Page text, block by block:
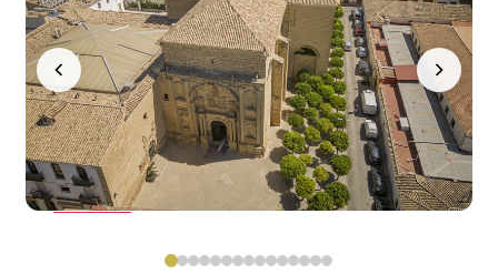
BAEZA
ESTACIONAMENTO
E
TRANSPORTES
PÚBLICOS
POSTO DE
TURISMO
BAEZA
ACESSÍVEL
BAEZA,
PATRIMÓNIO
MUNDIAL